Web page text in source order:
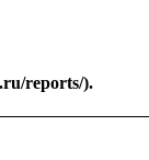
reports/).